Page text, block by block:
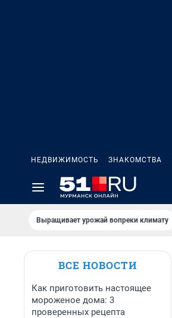
НЕДВИЖИМОСТЬ ЗНАКОМСТВА
Выращивает урожай вопреки климату
ВСЕ НОВОСТИ
Как приготовить настоящее
мороженое дома: 3
проверенных рецепта